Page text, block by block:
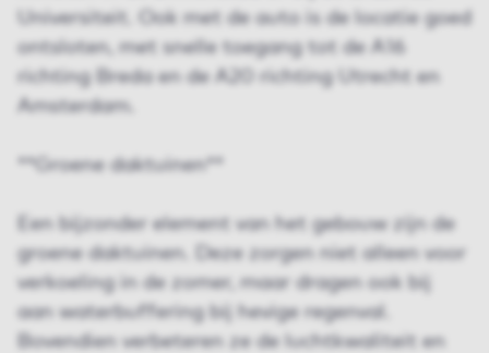
Universiteit. Ook met de auto is de locatie goed
ontsloten, met snelle toegang tot de A16
richting Breda en de A20 richting Utrecht en
Amsterdam.
**Groene daktuinen**
Een bijzonder element van het gebouw zijn de
groene daktuinen. Deze zorgen niet alleen voor
verkoeling in de zomer, maar dragen ook bij
aan waterbuffering bij hevige regenval.
Bovendien verbeteren ze de luchtkwaliteit en